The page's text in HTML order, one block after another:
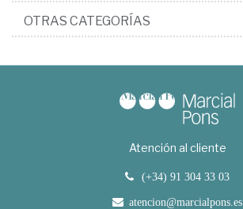
OTRAS CATEGORÍAS
Atención al cliente
(+34) 91 304 33 03
atencion@marcialpons.es